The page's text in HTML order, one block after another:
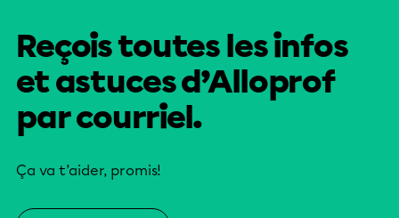
Reçois toutes les infos
et astuces d’Alloprof
par courriel.
Ça va t’aider, promis!